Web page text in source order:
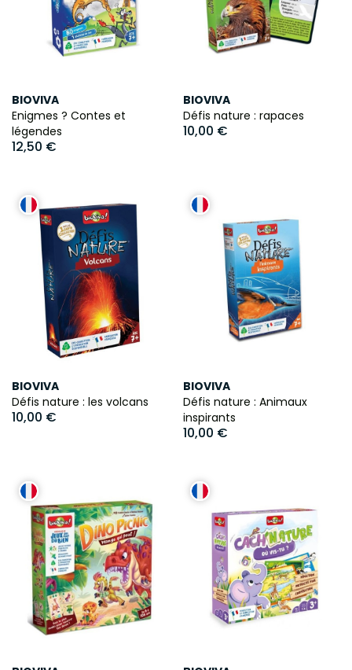
BIOVIVA
Enigmes ? Contes et
légendes
12,50 €
BIOVIVA
Défis nature : rapaces
10,00 €
BIOVIVA
Défis nature : les volcans
10,00 €
BIOVIVA
Défis nature : Animaux
inspirants
10,00 €